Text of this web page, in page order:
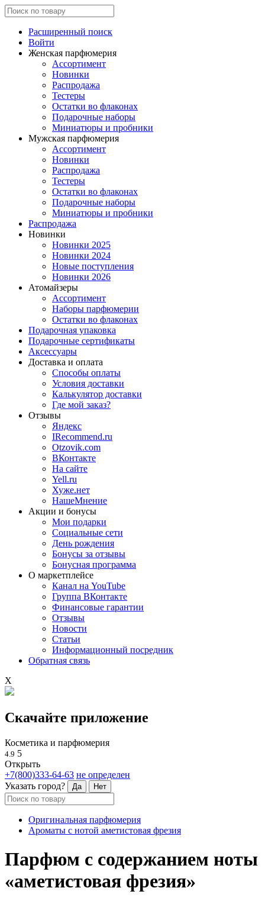
Расширенный поиск
Войти
Женская парфюмерия
Ассортимент
Новинки
Распродажа
Тестеры
Остатки во флаконах
Подарочные наборы
Миниатюры и пробники
Мужская парфюмерия
Ассортимент
Новинки
Распродажа
Тестеры
Остатки во флаконах
Подарочные наборы
Миниатюры и пробники
Распродажа
Новинки
Новинки 2025
Новинки 2024
Новые поступления
Новинки 2026
Атомайзеры
Ассортимент
Наборы парфюмерии
Остатки во флаконах
Подарочная упаковка
Подарочные сертификаты
Аксессуары
Доставка и оплата
Способы оплаты
Условия доставки
Калькулятор доставки
Где мой заказ?
Отзывы
Яндекс
IRecommend.ru
Otzovik.com
ВКонтакте
На сайте
Yell.ru
Хуже.нет
НашеМнение
Акции и бонусы
Мои подарки
Социальные сети
День рождения
Бонусы за отзывы
Бонусная программа
О маркетплейсе
Канал на YouTube
Группа ВКонтакте
Финансовые гарантии
Отзывы
Новости
Статьи
Информационный посредник
Обратная связь
X
Скачайте приложение
Косметика и парфюмерия
4.9 5
Открыть
+7(800)333-64-63 не определен
Указать город?
Да Нет
Оригинальная парфюмерия
Ароматы с нотой аметистовая фрезия
Парфюм с содержанием ноты
«аметистовая фрезия»